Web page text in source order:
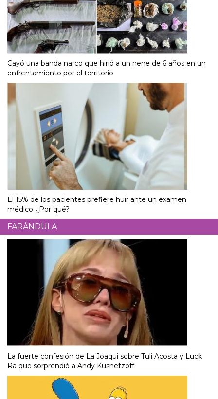
Cayó una banda narco que hirió a un nene de 6 años en un
enfrentamiento por el territorio
El 15% de los pacientes prefiere huir ante un examen
médico ¿Por qué?
FARÁNDULA
La fuerte confesión de La Joaqui sobre Tuli Acosta y Luck
Ra que sorprendió a Andy Kusnetzoff